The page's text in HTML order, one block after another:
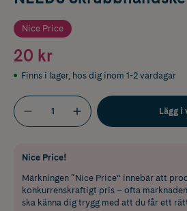
Nice Price
20 kr
Finns i lager, hos dig inom 1-2 vardagar
Lägg i
Nice Price!
Märkningen “Nice Price” innebär att
konkurrenskraftigt pris – ofta
ska känna dig trygg med att du får ett